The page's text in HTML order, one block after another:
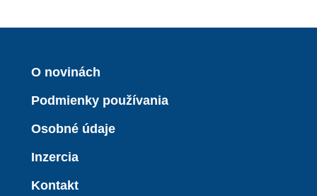
O novinách
Podmienky používania
Osobné údaje
Inzercia
Kontakt